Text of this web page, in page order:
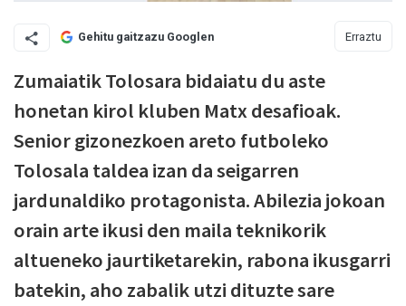
Gehitu gaitzazu Googlen Erraztu
Zumaiatik Tolosara bidaiatu du aste
honetan kirol kluben Matx desafioak.
Senior gizonezkoen areto futboleko
Tolosala taldea izan da seigarren
jardunaldiko protagonista. Abilezia jokoan
orain arte ikusi den maila teknikorik
altueneko jaurtiketarekin, rabona ikusgarri
batekin, aho zabalik utzi dituzte sare